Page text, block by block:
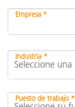
Empresa *
Industria *
Puesto de trabajo *